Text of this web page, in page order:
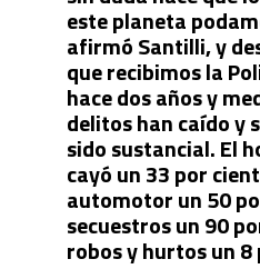
este planeta
afirmó Santilli, y
que recibimos la
hace dos años y
delitos han caído y
sido sustancial. El
cayó un 33 por
automotor un 50
secuestros un 90
robos y hurtos un